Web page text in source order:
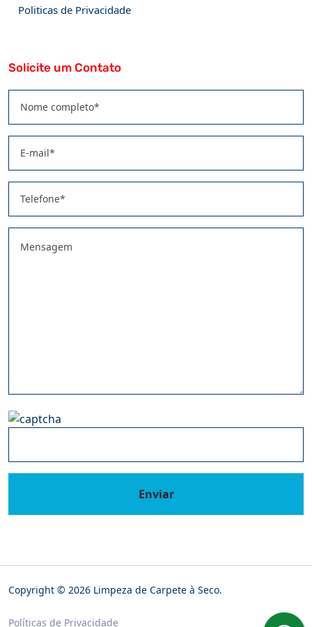
Politicas de Privacidade
Solicite um Contato
Enviar
Copyright © 2026 Limpeza de Carpete à Seco.
Políticas de Privacidade